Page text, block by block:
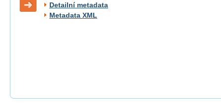
Detailní metadata
Metadata XML